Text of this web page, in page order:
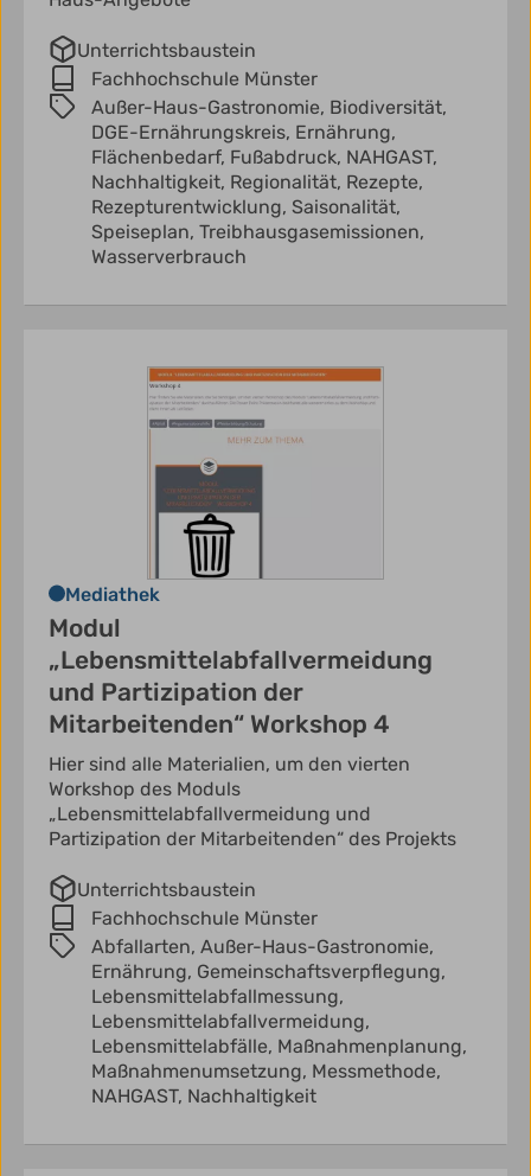
Unterrichtsbaustein
Fachhochschule Münster
Außer-Haus-Gastronomie, Biodiversität,
DGE-Ernährungskreis, Ernährung,
Flächenbedarf, Fußabdruck, NAHGAST,
Nachhaltigkeit, Regionalität, Rezepte,
Rezepturentwicklung, Saisonalität,
Speiseplan, Treibhausgasemissionen,
Wasserverbrauch
Mediathek
Modul
„Lebensmittelabfallvermeidung
und Partizipation der
Mitarbeitenden“ Workshop 4
Hier sind alle Materialien, um den vierten
Workshop des Moduls
„Lebensmittelabfallvermeidung und
Partizipation der Mitarbeitenden“ des Projekts
Unterrichtsbaustein
Fachhochschule Münster
Abfallarten, Außer-Haus-Gastronomie,
Ernährung, Gemeinschaftsverpflegung,
Lebensmittelabfallmessung,
Lebensmittelabfallvermeidung,
Lebensmittelabfälle, Maßnahmenplanung,
Maßnahmenumsetzung, Messmethode,
NAHGAST, Nachhaltigkeit